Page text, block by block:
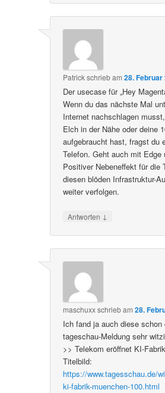
Patrickschriebam28.
Der usecase für „Hey
Wenn du das nächste Mal
Internet nachschlagen
Elch in der Nähe oder deine
aufgebraucht hast, fragst du
Telefon. Geht auch mit Edge
Positiver Nebeneffekt für die
diesen blöden Infrastruktur-
weiter verfolgen.
Antworten ↓
maschuxxschriebam28.
Ich fand ja auch diese schon
tageschau-Meldung sehr
>> Telekom eröffnet KI-
Titelbild:
https://www.tagesschau.de/
ki-fabrik-muenchen-100.html